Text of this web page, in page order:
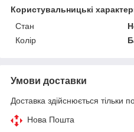
Користувальницькі
Стан
Колір
Умови доставки
Доставка здійснюється тільки
Нова Пошта